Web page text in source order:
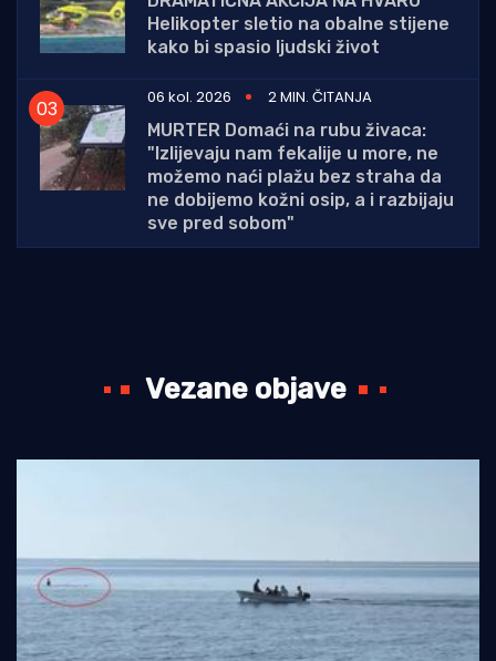
Helikopter sletio na obalne stijene
kako bi spasio ljudski život
06 kol. 2026
2 MIN. ČITANJA
MURTER Domaći na rubu živaca:
"Izlijevaju nam fekalije u more, ne
možemo naći plažu bez straha da
ne dobijemo kožni osip, a i razbijaju
sve pred sobom"
Vezane objave